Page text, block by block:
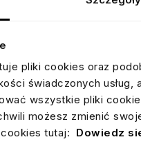
pliki cookies oraz
świadczonych
wszystkie pliki
możesz zmienić
tutaj: Dowiedz